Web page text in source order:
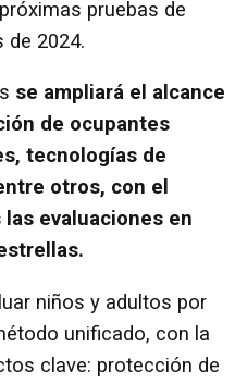
pruebas de
de 2024.
se ampliará el alcance
de ocupantes
tecnologías de
otros, con el
evaluaciones en
niños y adultos por
unificado, con la
clave: protección de